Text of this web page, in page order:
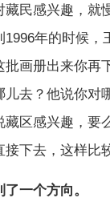
民感兴趣，就
年的时候，
画册出来你再
去？他说你对
区感兴趣，要
下去，这样比
一个方向。